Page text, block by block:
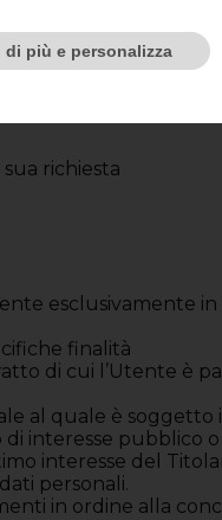
i Dati Personali
altresì, essere
stesso.
richiesta
esclusivamente
finalità
di cui l’Utente è
al quale è soggetto
interesse pubblico
interesse del
personali.
in ordine alla
di più e personalizza